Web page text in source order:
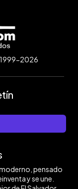
2026
pensado
y se une.